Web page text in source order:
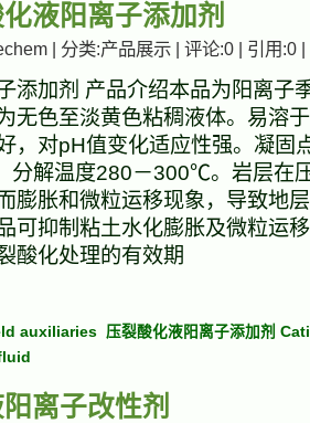
液阳离子添加剂
| 分类:产品展示 | 评论:0 | 引用:0 |
添加剂 产品介绍本品为阳离子
无色至淡黄色粘稠液体。易溶
，对pH值变化适应性强。凝
分解温度280－300℃。岩层在
膨胀和微粒运移现象，导致地
可抑制粘土水化膨胀及微粒运
酸化处理的有效期
auxiliaries 压裂酸化液阳离子添加剂
离子改性剂